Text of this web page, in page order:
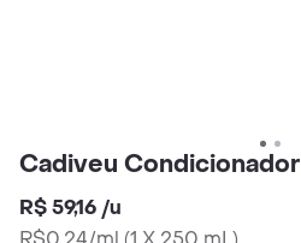
Cadiveu
R$ 59,16 /u